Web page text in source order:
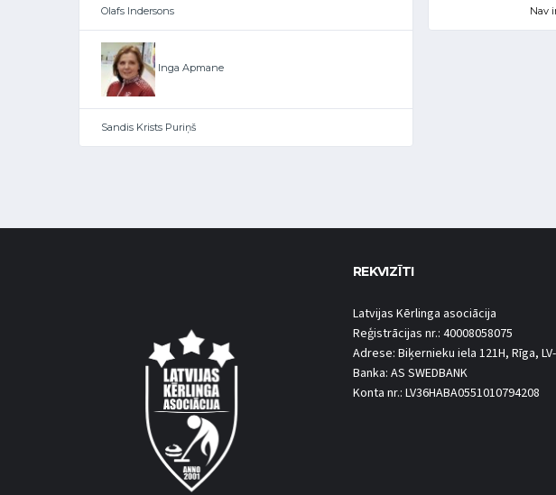
Olafs Indersons
Inga Apmane
Sandis Krists Puriņš
Nav
REKVIZĪTI
Latvijas Kērlinga asociācija
Reģistrācijas nr.: 40008058075
Adrese: Biķernieku iela 121H, Rīga,
Banka: AS SWEDBANK
Konta nr.: LV36HABA0551010794208